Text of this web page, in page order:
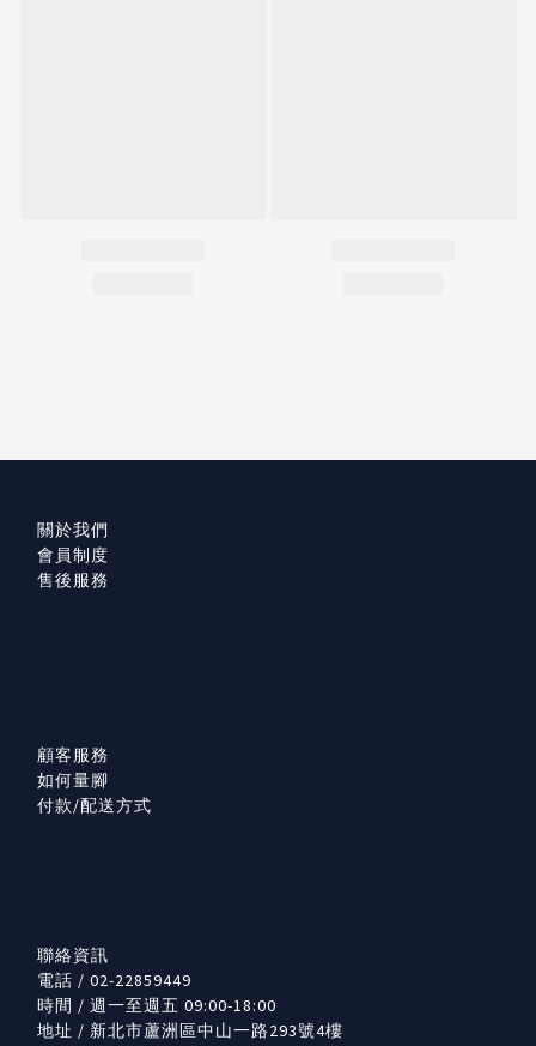
關於我們
會員制度
售後服務
顧客服務
如何量腳
付款/配送方式
聯絡資訊
電話 / 02-22859449
時間 / 週一至週五 09:00-18:00
地址 / 新北市蘆洲區中山一路293號4樓